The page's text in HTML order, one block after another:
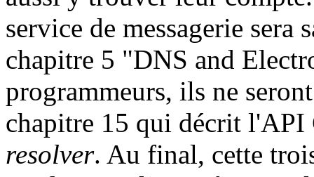
service de messagerie sera
chapitre 5 "DNS and
programmeurs, ils ne
chapitre 15 qui décrit l'API
resolver. Au final, cette